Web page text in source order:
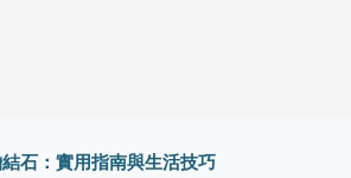
石：實用指南與生活技巧